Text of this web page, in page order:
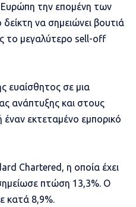
Ευρώπη την επομένη των
να σημειώνει βουτιά
το μεγαλύτερο sell-off
ευαίσθητος σε μια
ανάπτυξης και στους
εκτεταμένο εμπορικό
Chartered, η οποία έχει
πτώση 13,3%. Ο
κατά 8,9%.